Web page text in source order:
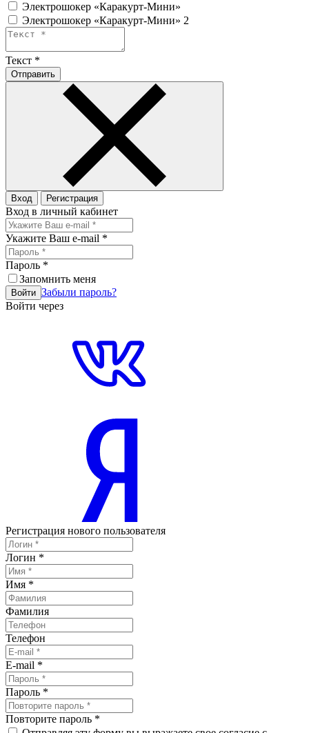
Электрошокер «Каракурт-Мини»
Электрошокер «Каракурт-Мини» 2
Текст *
Отправить
Вход Регистрация
Вход в личный кабинет
Укажите Ваш e-mail *
Пароль *
Запомнить меня
Войти Забыли пароль?
Войти через
Регистрация нового пользователя
Логин *
Имя *
Фамилия
Телефон
E-mail *
Пароль *
Повторите пароль *